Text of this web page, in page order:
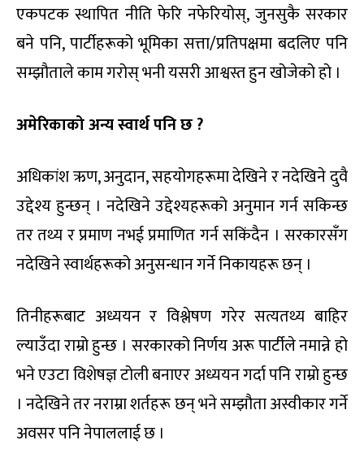
एकपटक स्थापित नीति फेरि नफेरियोस्, जुनसुकै सरकार
बने पनि, पार्टीहरूको भूमिका सत्ता/प्रतिपक्षमा बदलिए पनि
सम्झौताले काम गरोस् भनी यसरी आश्वस्त हुन खोजेको हो ।
अमेरिकाको अन्य स्वार्थ पनि छ ?
अधिकांश ऋण, अनुदान, सहयोगहरूमा देखिने र नदेखिने दुवै
उद्देश्य हुन्छन् । नदेखिने उद्देश्यहरूको अनुमान गर्न सकिन्छ
तर तथ्य र प्रमाण नभई प्रमाणित गर्न सकिंदैन । सरकारसँग
नदेखिने स्वार्थहरूको अनुसन्धान गर्ने निकायहरू छन् ।
तिनीहरूबाट अध्ययन र विश्लेषण गरेर सत्यतथ्य बाहिर
ल्याउँदा राम्रो हुन्छ । सरकारको निर्णय अरू पार्टीले नमान्ने हो
भने एउटा विशेषज्ञ टोली बनाएर अध्ययन गर्दा पनि राम्रो हुन्छ
। नदेखिने तर नराम्रा शर्तहरू छन् भने सम्झौता अस्वीकार गर्ने
अवसर पनि नेपाललाई छ ।